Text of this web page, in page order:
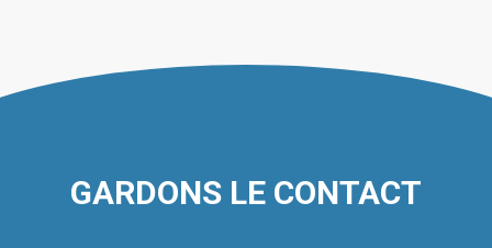
GARDONS LE CONTACT